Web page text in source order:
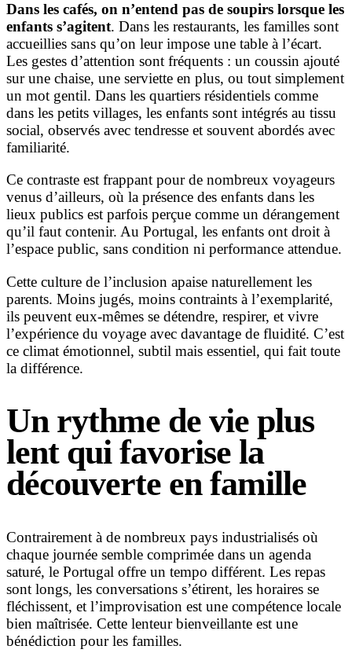
Dans les cafés, on n’entend pas de soupirs lorsque les
enfants s’agitent. Dans les restaurants, les familles sont
accueillies sans qu’on leur impose une table à l’écart.
Les gestes d’attention sont fréquents : un coussin ajouté
sur une chaise, une serviette en plus, ou tout simplement
un mot gentil. Dans les quartiers résidentiels comme
dans les petits villages, les enfants sont intégrés au tissu
social, observés avec tendresse et souvent abordés avec
familiarité.
Ce contraste est frappant pour de nombreux voyageurs
venus d’ailleurs, où la présence des enfants dans les
lieux publics est parfois perçue comme un dérangement
qu’il faut contenir. Au Portugal, les enfants ont droit à
l’espace public, sans condition ni performance attendue.
Cette culture de l’inclusion apaise naturellement les
parents. Moins jugés, moins contraints à l’exemplarité,
ils peuvent eux-mêmes se détendre, respirer, et vivre
l’expérience du voyage avec davantage de fluidité. C’est
ce climat émotionnel, subtil mais essentiel, qui fait toute
la différence.
Un rythme de vie plus
lent qui favorise la
découverte en famille
Contrairement à de nombreux pays industrialisés où
chaque journée semble comprimée dans un agenda
saturé, le Portugal offre un tempo différent. Les repas
sont longs, les conversations s’étirent, les horaires se
fléchissent, et l’improvisation est une compétence locale
bien maîtrisée. Cette lenteur bienveillante est une
bénédiction pour les familles.